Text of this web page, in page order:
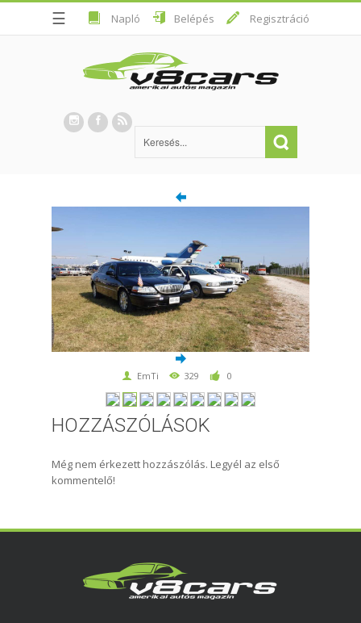
☰ Napló Belépés Regisztráció
EmTi 329 0
HOZZÁSZÓLÁSOK
Még nem érkezett hozzászólás. Legyél az első
kommentelő!